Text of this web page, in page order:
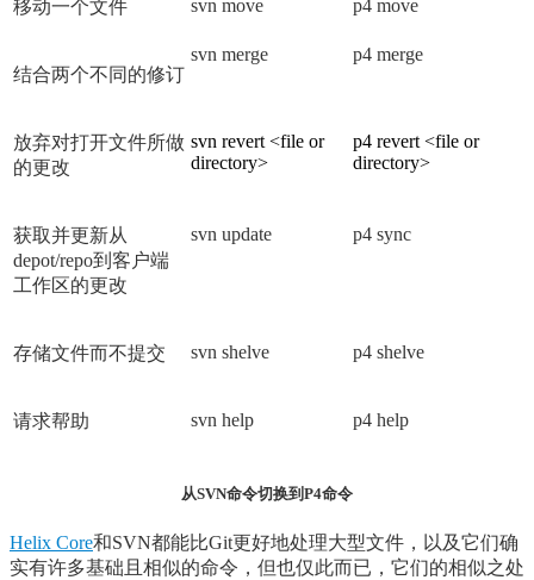
移动一个文件 svn move p4 move
结合两个不同的修订
svn merge p4 merge
放弃对打开文件所做
的更改
svn revert <file or
directory>
p4 revert <file or
directory>
获取并更新从
depot/repo到客户端
工作区的更改
svn update p4 sync
存储文件而不提交 svn shelve p4 shelve
请求帮助 svn help p4 help
从SVN命令切换到P4命令
Helix Core和SVN都能比Git更好地处理大型文件，以及它们确
实有许多基础且相似的命令，但也仅此而已，它们的相似之处